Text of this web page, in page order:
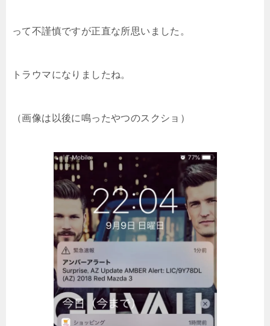
って不謹慎ですが正直な所思いました。
トラウマになりましたね。
（画像は以後に鳴ったやつのスクショ）